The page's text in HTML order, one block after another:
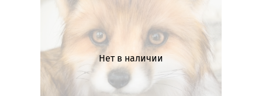
Нет в наличии